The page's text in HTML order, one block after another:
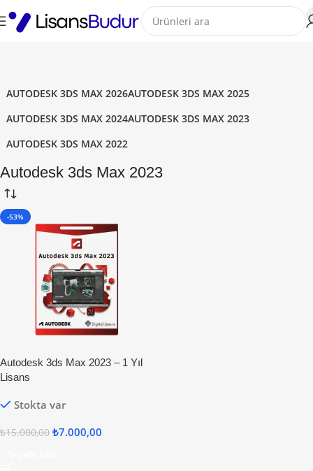
AUTODESK 3DS MAX 2026AUTODESK 3DS MAX 2025
AUTODESK 3DS MAX 2024AUTODESK 3DS MAX 2023
AUTODESK 3DS MAX 2022
Autodesk 3ds Max 2023
-53%
Autodesk 3ds Max 2023 – 1 Yıl
Lisans
Stokta var
₺15.000,00 ₺7.000,00